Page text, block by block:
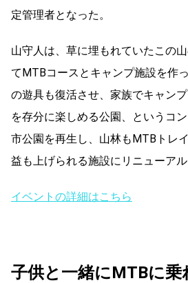
定管理者となった。
山守人は、草に埋もれていたこの
てMTBコースとキャンプ施設を作
の遊具も復活させ、家族でキャン
を存分に楽しめる公園、というコ
市公園を再生し、山林もMTBトレ
益も上げられる施設にリニューアル
イベントの詳細はこちら
子供と一緒にMTBに乗